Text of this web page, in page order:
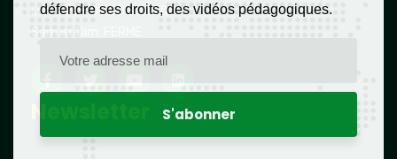
Lun – Ven: 08:00h – 16:00h,
Sam et Dim: FERME
défendre ses droits, des vidéos pédagogiques.